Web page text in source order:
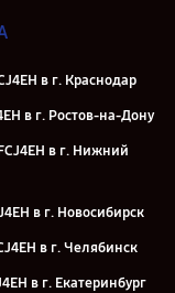
в г. Краснодар
в г. Ростов-на-Дону
в г. Нижний
в г. Новосибирск
в г. Челябинск
в г. Екатеринбург